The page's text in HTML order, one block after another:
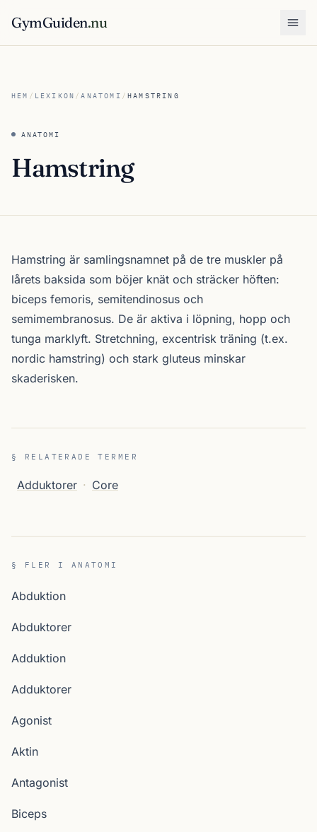
GymGuiden.nu
HEM / LEXIKON /ANATOMI /HAMSTRING
ANATOMI
Hamstring
Hamstring är samlingsnamnet på de tre muskler på
lårets baksida som böjer knät och sträcker höften:
biceps femoris, semitendinosus och
semimembranosus. De är aktiva i löpning, hopp och
tunga marklyft. Stretchning, excentrisk träning (t.ex.
nordic hamstring) och stark gluteus minskar
skaderisken.
§ RELATERADE TERMER
Adduktorer · Core
§ FLER I ANATOMI
Abduktion
Abduktorer
Adduktion
Adduktorer
Agonist
Aktin
Antagonist
Biceps